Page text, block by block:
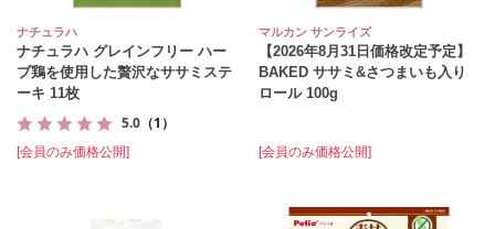
ナチュラハ
ナチュラハ グレインフリー ハー
ブ鶏を使用した贅沢なササミステ
ーキ 11枚
5.0 （1）
[会員のみ価格公開]
マルカン サンライズ
【2026年8月31日価格改定予定】
BAKED ササミ&さつまいも入り
ロール 100g
[会員のみ価格公開]